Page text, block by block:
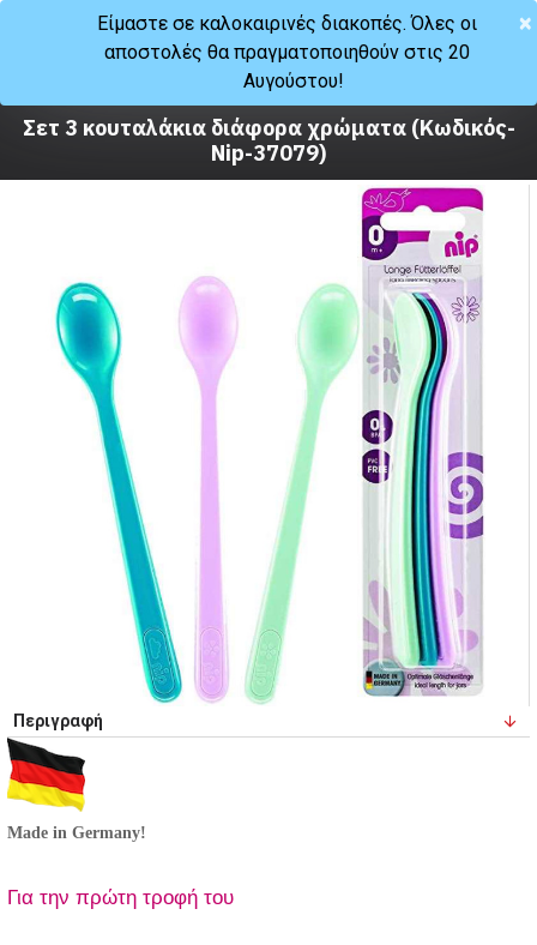
Φαγητό Σκεύη φαγητού
Σετ 3 κουταλάκια διάφορα χρώματα (Κωδικός-
Nip-37079)
Περιγραφή
Made in Germany!
Για την πρώτη τροφή του
×
Είμαστε σε καλοκαιρινές διακοπές. Όλες οι
αποστολές θα πραγματοποιηθούν στις 20
Αυγούστου!